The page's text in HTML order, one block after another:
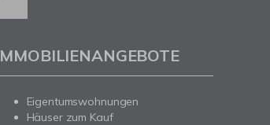
Eigentumswohnungen
Häuser zum Kauf